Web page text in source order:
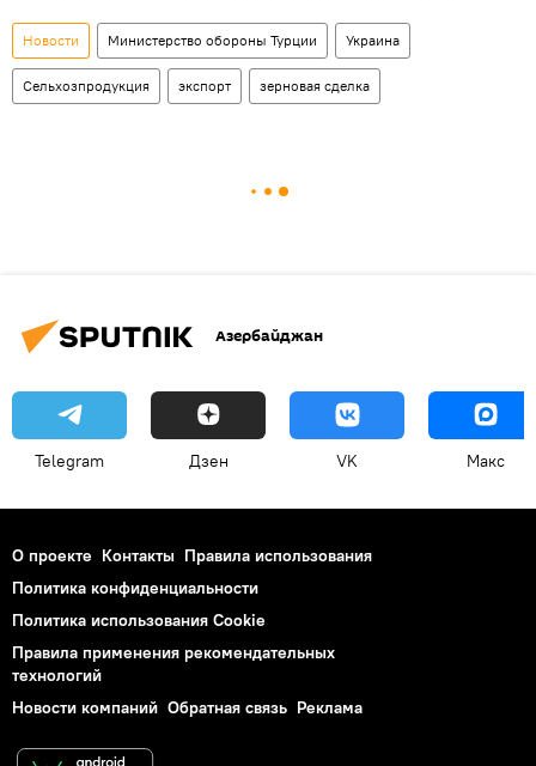
Новости Министерство обороны Турции Украина
Сельхозпродукция экспорт зерновая сделка
Азербайджан
Telegram Дзен VK Макс
О проекте Контакты Правила использования
Политика конфиденциальности
Политика использования Cookie
Правила применения рекомендательных
технологий
Новости компаний Обратная связь Реклама